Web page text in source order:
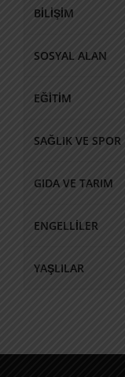
BILIŞIM
SOSYAL ALAN
EĞITIM
SAĞLIK VE SPOR
GIDA VE TARIM
ENGELLILER
YAŞLILAR